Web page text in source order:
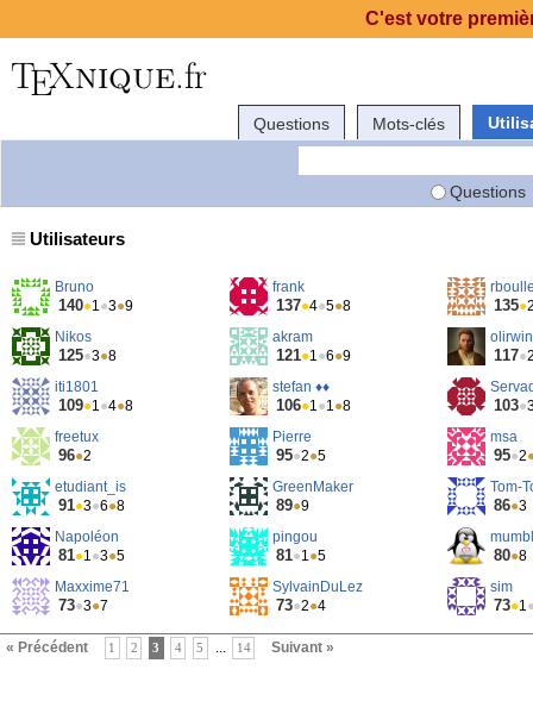
Questions Mots-clés
Questions
Utilisateurs
Bruno
140●1●3●9
frank
137●4●5●8 135●
Nikos
125●3●8
akram
121●1●6●9
olirwin
117●
iti1801
109●1●4●8
stefan ♦♦
106●1●1●8 103●
freetux
96●2
Pierre
95●2●5
msa
95●2
etudiant_is
91●3●6●8
GreenMaker
89●9
Tom-
86●3
Napoléon
81●1●3●5
pingou
81●1●5 80●8
Maxxime71
73●3●7
SylvainDuLez
73●2●4
sim
73●1
« Précédent 1 2 3 4 5 ... 14 Suivant »
C'est votre